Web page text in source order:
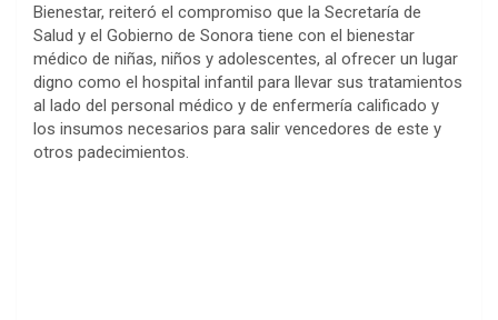
Bienestar, reiteró el compromiso que la Secretaría de
Salud y el Gobierno de Sonora tiene con el bienestar
médico de niñas, niños y adolescentes, al ofrecer un lugar
digno como el hospital infantil para llevar sus tratamientos
al lado del personal médico y de enfermería calificado y
los insumos necesarios para salir vencedores de este y
otros padecimientos.